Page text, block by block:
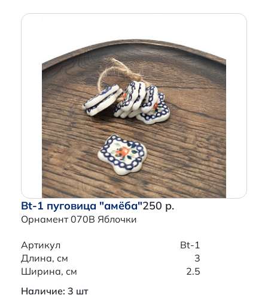
Bt-1 пуговица "амёба"
Орнамент 070B Яблочки
250 р.
Артикул
Bt-1
Длина, см
3
Ширина, см
2.5
Наличие: 3 шт